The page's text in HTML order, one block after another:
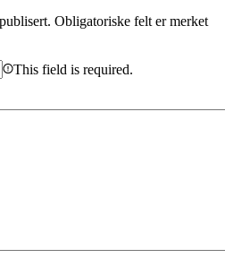
Obligatoriske felt er merket
This field is required.